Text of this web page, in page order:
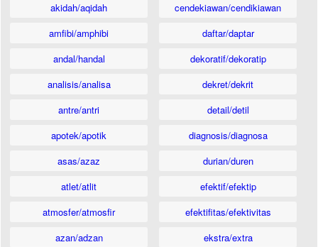
akidah/aqidah
amfibi/amphibi
andal/handal
analisis/analisa
antre/antri
apotek/apotik
asas/azaz
atlet/atlit
atmosfer/atmosfir
azan/adzan
cendekiawan/cendikiawan
daftar/daptar
dekoratif/dekoratip
dekret/dekrit
detail/detil
diagnosis/diagnosa
durian/duren
efektif/efektip
efektifitas/efektivitas
ekstra/extra